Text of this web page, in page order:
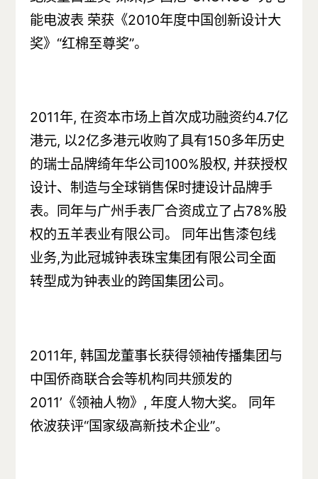
能电波表 荣获《2010年度中国创新设计大
奖》“红棉至尊奖”。
2011年, 在资本市场上首次成功融资约4.7亿
港元, 以2亿多港元收购了具有150多年历史
的瑞士品牌绮年华公司100%股权, 并获授权
设计、制造与全球销售保时捷设计品牌手
表。同年与广州手表厂合资成立了占78%股
权的五羊表业有限公司。 同年出售漆包线
业务,为此冠城钟表珠宝集团有限公司全面
转型成为钟表业的跨国集团公司。
2011年, 韩国龙董事长获得领袖传播集团与
中国侨商联合会等机构同共颁发的
2011’《领袖人物》, 年度人物大奖。 同年
依波获评“国家级高新技术企业”。